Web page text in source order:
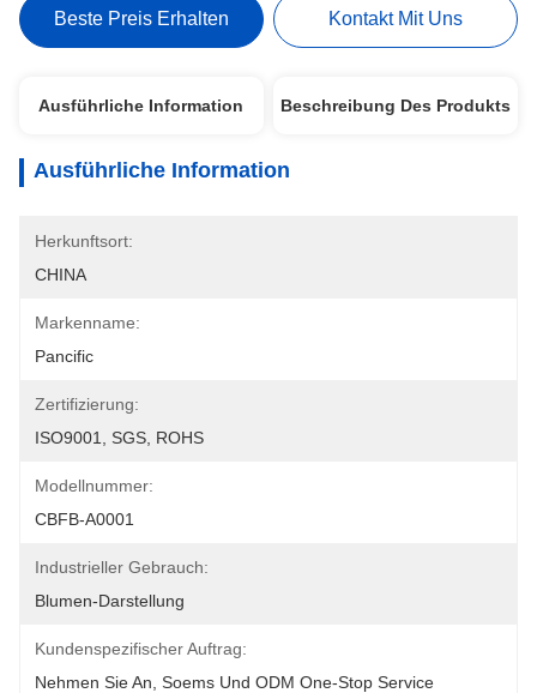
Beste Preis Erhalten Kontakt Mit Uns
Ausführliche Information Beschreibung Des Produkts
Ausführliche Information
Herkunftsort:
CHINA
Markenname:
Pancific
Zertifizierung:
ISO9001, SGS, ROHS
Modellnummer:
CBFB-A0001
Industrieller Gebrauch:
Blumen-Darstellung
Kundenspezifischer Auftrag:
Nehmen Sie An, Soems Und ODM One-Stop Service